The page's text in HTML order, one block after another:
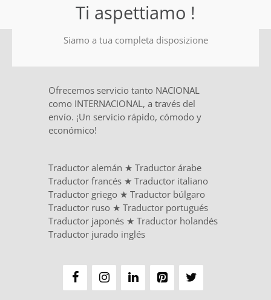
Ti aspettiamo !
Siamo a tua completa disposizione
Ofrecemos servicio tanto NACIONAL
como INTERNACIONAL, a través del
envío. ¡Un servicio rápido, cómodo y
económico!
Traductor alemán ★ Traductor árabe
Traductor francés ★ Traductor italiano
Traductor griego ★ Traductor búlgaro
Traductor ruso ★ Traductor portugués
Traductor japonés ★ Traductor holandés
Traductor jurado inglés